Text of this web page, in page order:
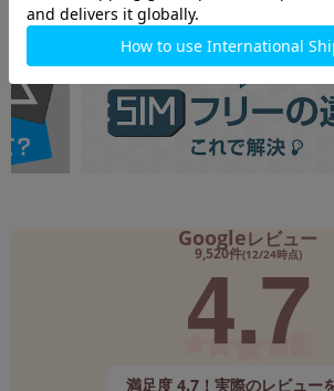
Googleレビュー
9,520件(12/24時点)
4.7
満足度 4.7！実際のレビュー